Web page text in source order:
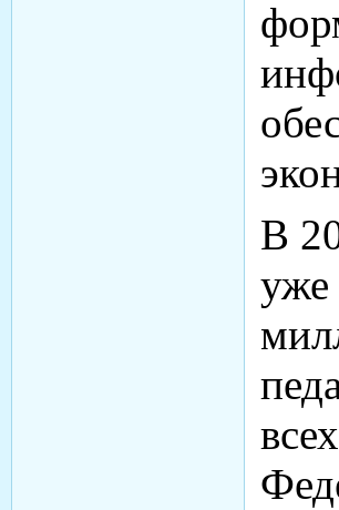
В
уже